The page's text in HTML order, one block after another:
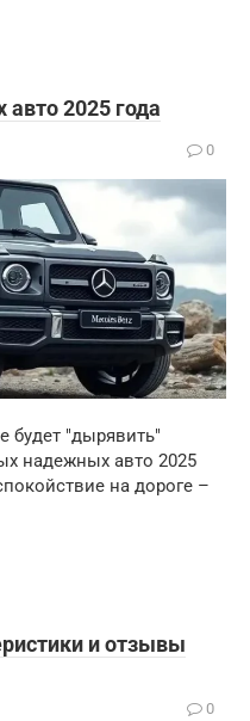
2025 года
0
будет "дырявить"
надежных авто 2025
на дороге –
и отзывы
0